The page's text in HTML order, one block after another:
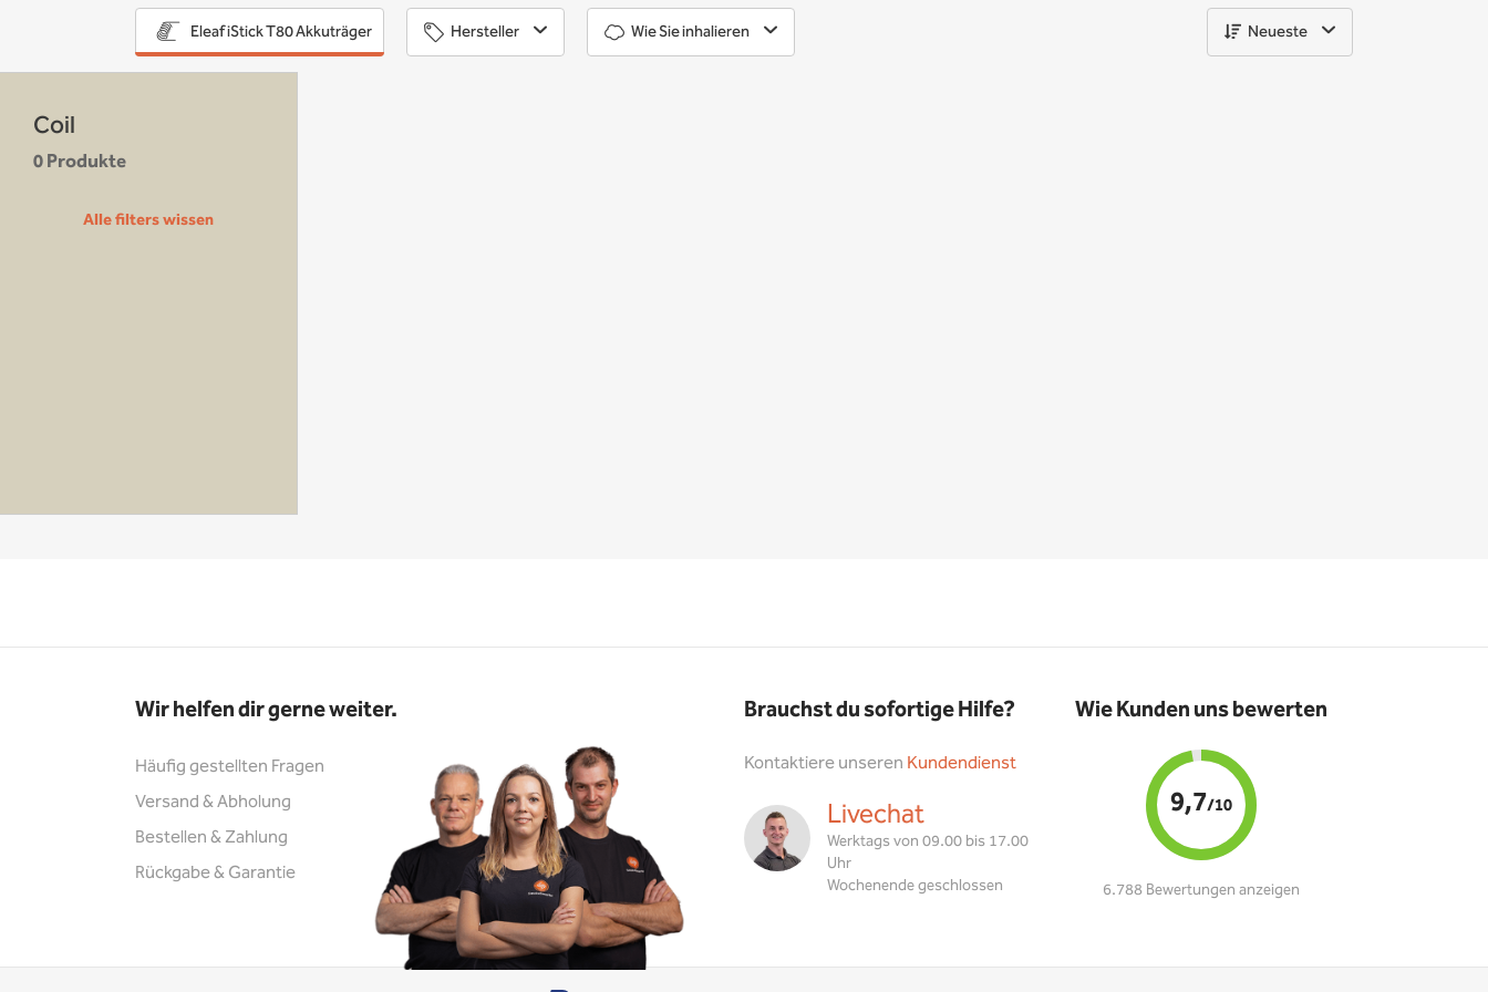
Eleaf iStick T80 Akkuträger Hersteller Wie Sie inhalieren Neueste
Coil
0 Produkte
Alle filters wissen
Wir helfen dir gerne weiter.
Häufig gestellten Fragen
Versand & Abholung
Bestellen & Zahlung
Rückgabe & Garantie
Brauchst du sofortige Hilfe?
Kontaktiere unseren Kundendienst
Livechat
Werktags von 09.00 bis 17.00
Uhr
Wochenende geschlossen
Wie Kunden uns bewerten
9,7/10
6.788 Bewertungen anzeigen